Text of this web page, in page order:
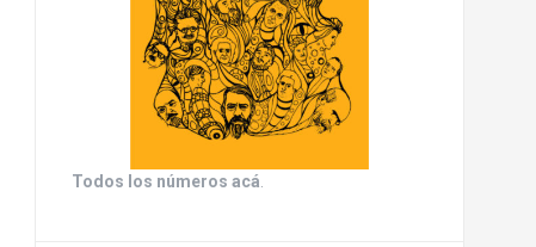
Todos los números acá.